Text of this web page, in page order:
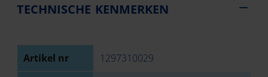
TECHNISCHE KENMERKEN
Artikel nr 1297310029